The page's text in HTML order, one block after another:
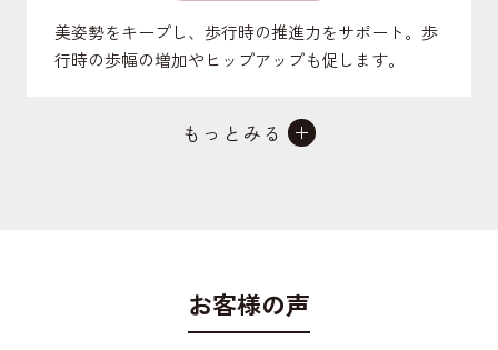
美姿勢をキープし、歩行時の推進力をサポート。歩
行時の歩幅の増加やヒップアップも促します。
もっとみる
お客様の声